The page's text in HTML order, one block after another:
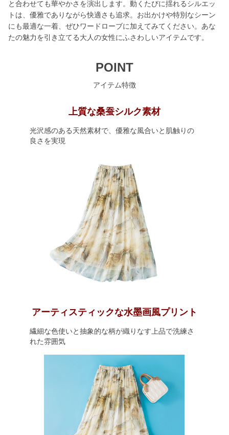
と合わせても華やかさを演出します。動くたびに揺れるシルエッ
トは、優雅でありながら快適さも追求。お出かけや特別なシーン
にも最適な一着、ぜひワードローブに加えてみてください。あな
たの魅力を引き立てる大人の女性にふさわしいアイテムです。
POINT
アイテム特徴
上質な桑蚕シルク素材
光沢感のある天然素材で、優雅な風合いと肌触りの
良さを実現
アーティスティックな水墨画風プリント
繊細な色使いと抽象的な柄が織りなす上品で洗練さ
れた雰囲気